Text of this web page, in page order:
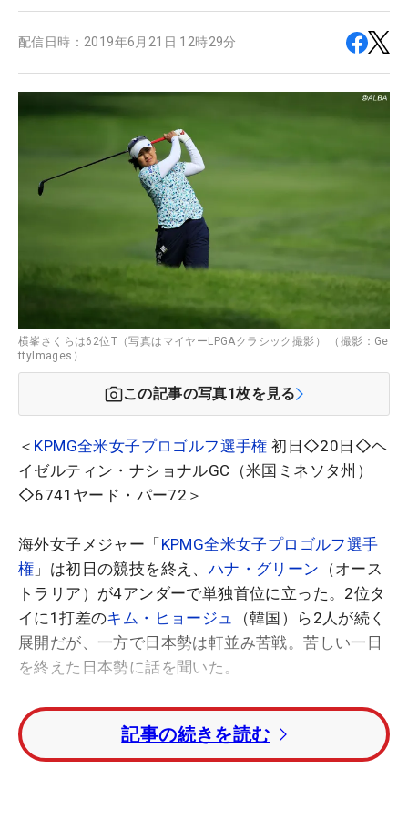
配信日時： 2019年6月21日 12時29分
横峯さくらは62位T（写真はマイヤーLPGAクラシック撮影） （撮影：Ge
ttyImages）
この記事の写真1枚を見る
＜ KPMG全米女子プロゴルフ選手権 初日◇20日◇ヘ
イゼルティン・ナショナルGC（米国ミネソタ州）
◇6741ヤード・パー72＞
海外女子メジャー「 KPMG全米女子プロゴルフ選手
権 」は初日の競技を終え、 ハナ・グリーン （オース
トラリア）が4アンダーで単独首位に立った。2位タ
イに1打差のキム・ヒョージュ
（韓国）ら2人が続く
展開だが、一方で日本勢は軒並み苦戦。苦しい一日
を終えた日本勢に話を聞いた。
雨にも負けない！原英莉花がこの笑顔【国内女子 大
会フォト】
記事の続きを読む